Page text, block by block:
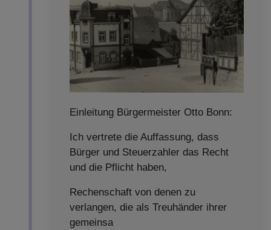
Einleitung Bürgermeister Otto Bonn:
Ich vertrete die Auffassung, dass
Bürger und Steuerzahler das Recht
und die Pflicht haben,
Rechenschaft von denen zu
verlangen, die als Treuhänder ihrer
gemeinsa